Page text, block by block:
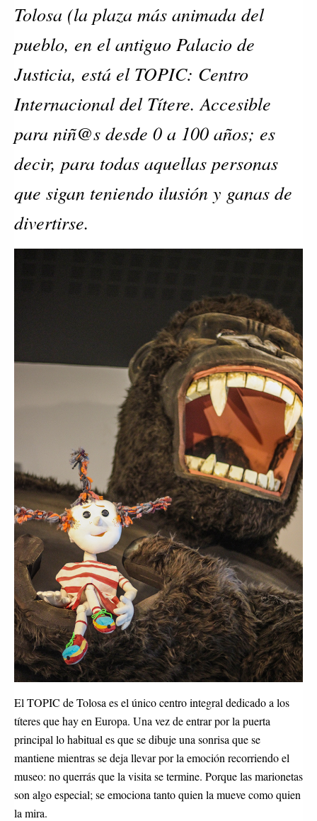
Tolosa (la plaza más animada del
pueblo, en el antiguo Palacio de
Justicia, está el TOPIC: Centro
Internacional del Títere. Accesible
para niñ@s desde 0 a 100 años; es
decir, para todas aquellas personas
que sigan teniendo ilusión y ganas de
divertirse.
El TOPIC de Tolosa es el único centro integral dedicado a los
títeres que hay en Europa. Una vez de entrar por la puerta
principal lo habitual es que se dibuje una sonrisa que se
mantiene mientras se deja llevar por la emoción recorriendo el
museo: no querrás que la visita se termine. Porque las marionetas
son algo especial; se emociona tanto quien la mueve como quien
la mira.